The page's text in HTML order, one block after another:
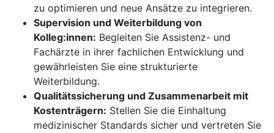
zu optimieren und neue Ansätze zu integrieren.
Supervision und Weiterbildung von
Kolleg:innen: Begleiten Sie Assistenz- und
Fachärzte in ihrer fachlichen Entwicklung und
gewährleisten Sie eine strukturierte
Weiterbildung.
Qualitätssicherung und Zusammenarbeit mit
Kostenträgern: Stellen Sie die Einhaltung
medizinischer Standards sicher und vertreten Sie